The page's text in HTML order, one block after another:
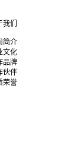
我们
简介
文化
品牌
伙伴
荣誉